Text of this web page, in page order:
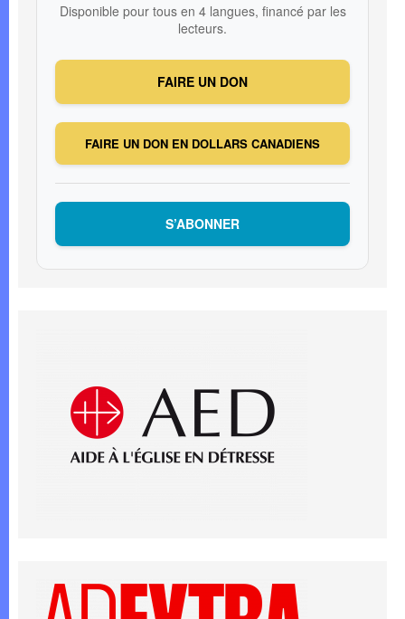
Disponible pour tous en 4 langues, financé par les
lecteurs.
FAIRE UN DON
FAIRE UN DON EN DOLLARS CANADIENS
S’ABONNER